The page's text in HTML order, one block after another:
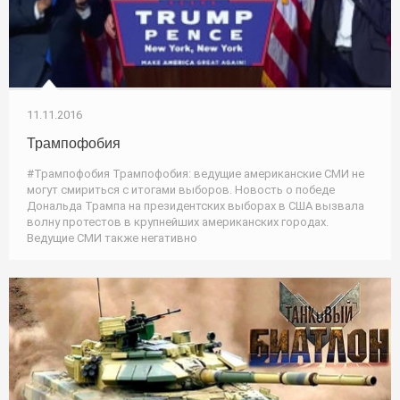
11.11.2016
Трампофобия
#Трампофобия Трампофобия: ведущие американские СМИ не
могут смириться с итогами выборов. Новость о победе
Дональда Трампа на президентских выборах в США вызвала
волну протестов в крупнейших американских городах.
Ведущие СМИ также негативно